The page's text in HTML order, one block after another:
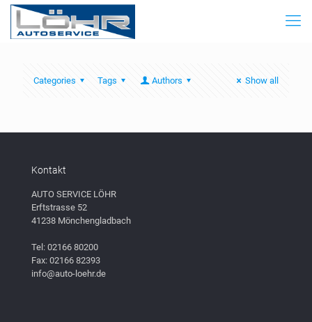
Categories Tags Authors Show all
Kontakt
AUTO SERVICE LÖHR
Erftstrasse 52
41238 Mönchengladbach
Tel: 02166 80200
Fax: 02166 82393
info@auto-loehr.de